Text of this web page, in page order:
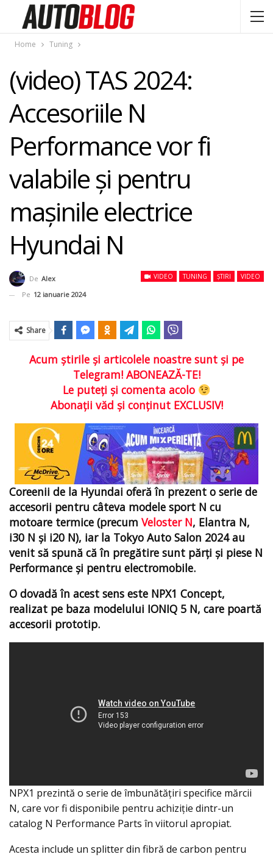
Home Tuning
(video) TAS 2024:
Accesoriile N
Performance vor fi
valabile și pentru
mașinile electrice
Hyundai N
VIDEO TUNING ȘTIRI VIDEO
De Alex
Pe 12 ianuarie 2024
Share
Acum ştirile şi articolele noastre sunt şi pe
Telegram! ABONEAZĂ-TE!
Le puteţi şi comenta acolo
Abonaţii văd şi conţinut EXCLUSIV!
Coreenii de la Hyundai oferă în prezent o serie de
accesorii pentru câteva modele sport N cu
motoare termice (precum Veloster N, Elantra N,
i30 N și i20 N), iar la Tokyo Auto Salon 2024 au
venit să spună că în pregătire sunt părți și piese N
Performance și pentru electromobile.
O dovadă în acest sens este NPX1 Concept,
realizat pe baza modelului IONIQ 5 N, care poartă
accesorii prototip.
NPX1 prezintă o serie de îmbunătățiri specifice mărcii
N, care vor fi disponibile pentru achiziție dintr-un
catalog N Performance Parts în viitorul apropiat.
Acesta include un splitter din fibră de carbon pentru